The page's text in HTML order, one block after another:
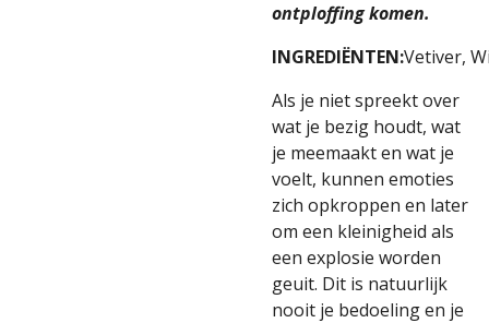
ontploffing komen.
INGREDIËNTEN:Vetiver,
Als je niet spreekt over
wat je bezig houdt, wat
je meemaakt en wat je
voelt, kunnen emoties
zich opkroppen en later
om een kleinigheid als
een explosie worden
geuit. Dit is natuurlijk
nooit je bedoeling en je